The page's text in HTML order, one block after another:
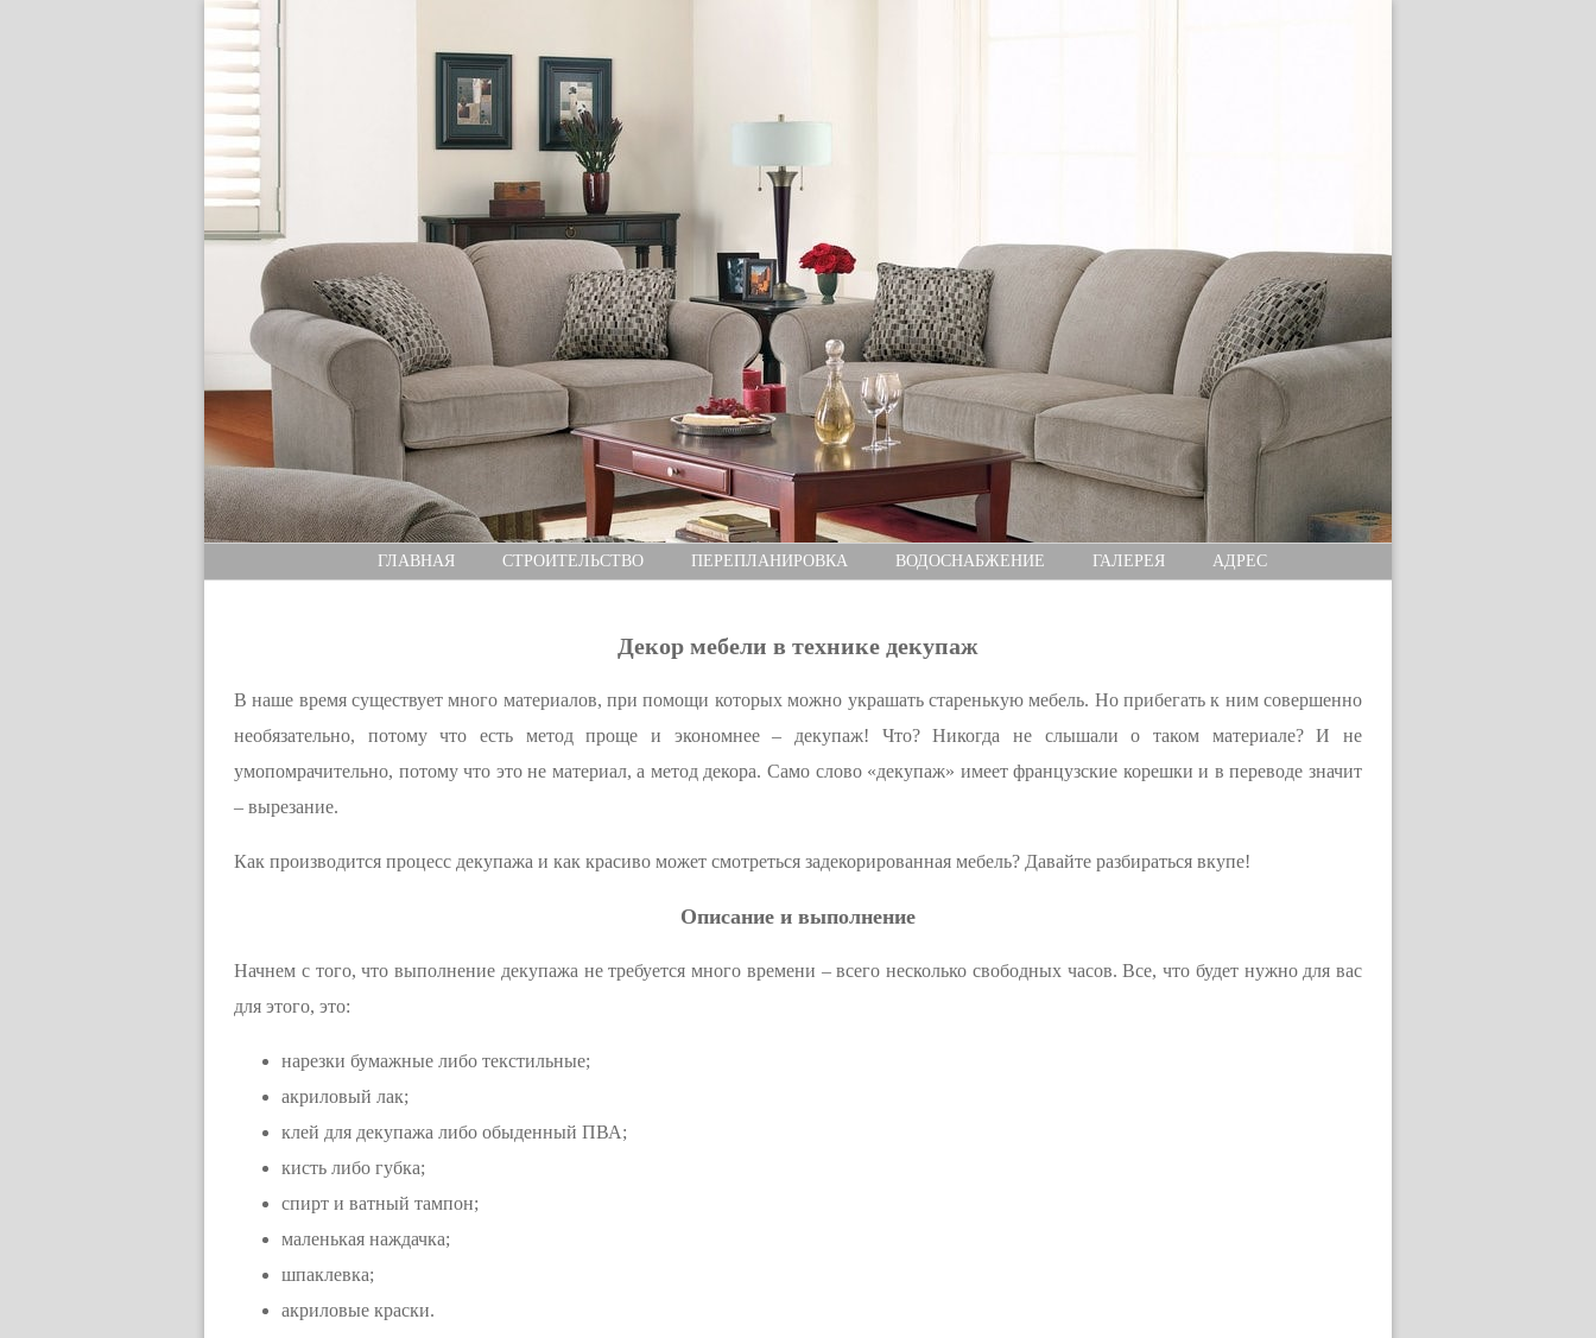
ГЛАВНАЯ СТРОИТЕЛЬСТВО ПЕРЕПЛАНИРОВКА ВОДОСНАБЖЕНИЕ ГАЛЕРЕЯ АДРЕС
Декор мебели в технике декупаж
В наше время существует много материалов, при помощи которых можно украшать старенькую мебель. Но прибегать к ним совершенно
необязательно, потому что есть метод проще и экономнее – декупаж! Что? Никогда не слышали о таком материале? И не
умопомрачительно, потому что это не материал, а метод декора. Само слово «декупаж» имеет французские корешки и в переводе значит
– вырезание.
Как производится процесс декупажа и как красиво может смотреться задекорированная мебель? Давайте разбираться вкупе!
Описание и выполнение
Начнем с того, что выполнение декупажа не требуется много времени – всего несколько свободных часов. Все, что будет нужно для вас
для этого, это:
нарезки бумажные либо текстильные;
акриловый лак;
клей для декупажа либо обыденный ПВА;
кисть либо губка;
спирт и ватный тампон;
маленькая наждачка;
шпаклевка;
акриловые краски.